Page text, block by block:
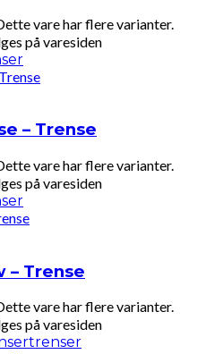
vare har flere varianter.
på varesiden
– Trense
vare har flere varianter.
på varesiden
– Trense
vare har flere varianter.
på varesiden
trenser